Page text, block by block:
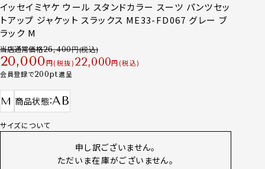
イッセイミヤケ ウール スタンドカラー スーツ パンツセッ
トアップ ジャケット スラックス ME33-FD067 グレー ブ
ラック M
当店通常価格26,400
20,000 税抜 22,000
税込
会員登録で200 進呈
M 商品状態 AB
サイズについて
申し訳ございません。
ただいま在庫がございません。